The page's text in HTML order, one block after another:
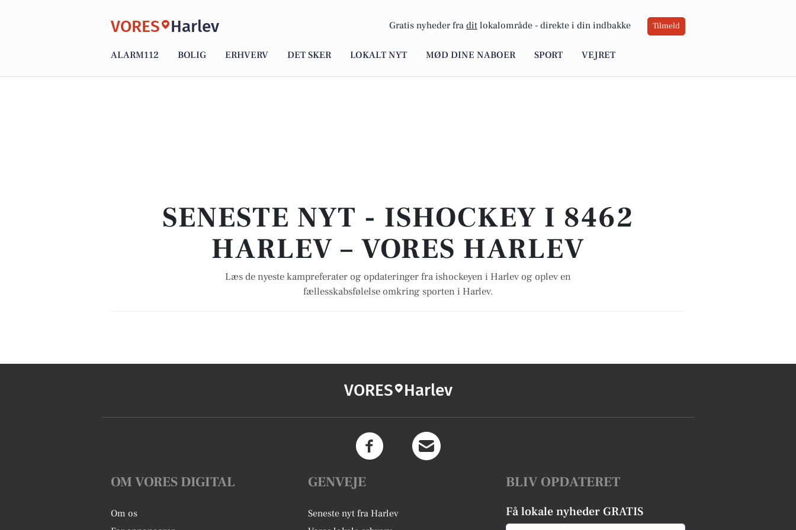
VORES Harlev Gratis nyheder fra dit lokalområde - direkte i din indbakke Tilmeld
ALARM112 BOLIG ERHVERV DET SKER LOKALT NYT MØD DINE NABOER SPORT VEJRET
SENESTE NYT - ISHOCKEY I 8462
HARLEV – VORES HARLEV
Læs de nyeste kampreferater og opdateringer fra ishockeyen i Harlev og oplev en
fællesskabsfølelse omkring sporten i Harlev.
VORES Harlev
OM VORES DIGITAL
Om os
GENVEJE
Seneste nyt fra Harlev
BLIV OPDATERET
Få lokale nyheder GRATIS